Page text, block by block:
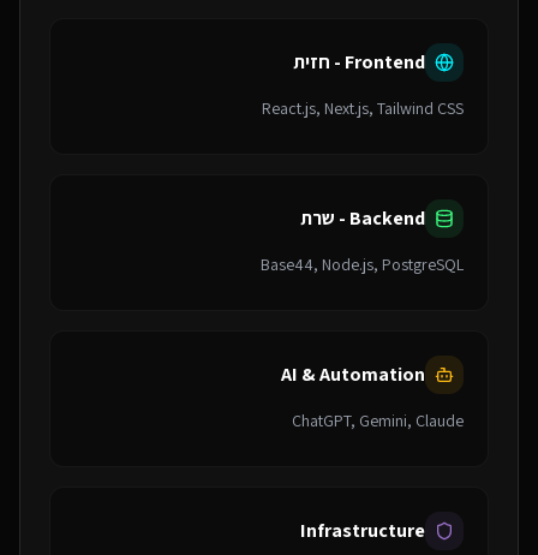
Frontend - חזית
React.js, Next.js, Tailwind CSS
Backend - שרת
Base44, Node.js, PostgreSQL
AI & Automation
ChatGPT, Gemini, Claude
Infrastructure